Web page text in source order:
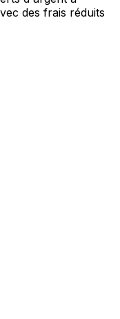
des frais réduits